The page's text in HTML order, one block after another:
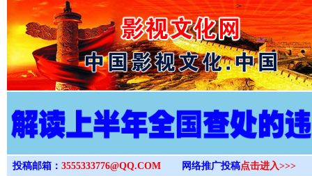
>
投稿邮箱： 3555333776@QQ.COM 网络推广投稿点击进入>>>